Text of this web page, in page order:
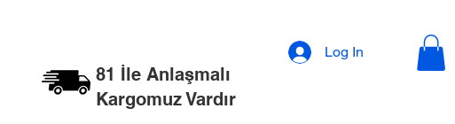
81 İle Anlaşmalı
Kargomuz Vardır
Log In